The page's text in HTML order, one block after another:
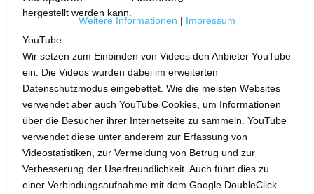
hergestellt werden kann.
YouTube:
Wir setzen zum Einbinden von Videos den Anbieter YouTube
ein. Die Videos wurden dabei im erweiterten
Datenschutzmodus eingebettet. Wie die meisten Websites
verwendet aber auch YouTube Cookies, um Informationen
über die Besucher ihrer Internetseite zu sammeln. YouTube
verwendet diese unter anderem zur Erfassung von
Videostatistiken, zur Vermeidung von Betrug und zur
Verbesserung der Userfreundlichkeit. Auch führt dies zu
einer Verbindungsaufnahme mit dem Google DoubleClick
Weitere Informationen | Impressum